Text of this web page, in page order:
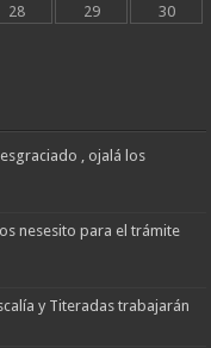
28 29
30
, ojalá los
nesesito para el trámite
y Titeradas trabajarán